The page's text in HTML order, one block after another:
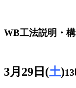
WB工法説明・
3月29日(土)